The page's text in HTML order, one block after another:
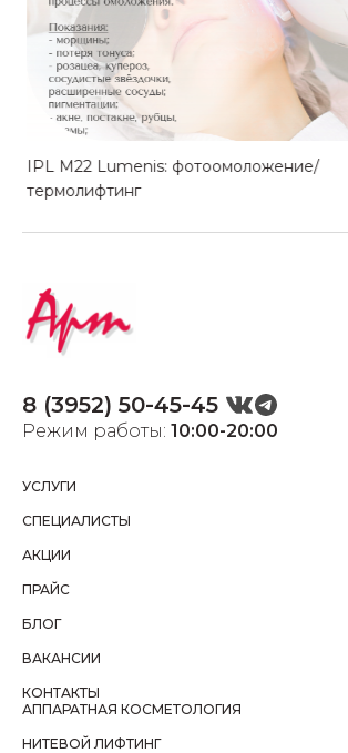
IPL M22 Lumenis: фотоомоложение/
термолифтинг
Режим работы: 10:00-20:00
8 (3952) 50-45-45
УСЛУГИ
СПЕЦИАЛИСТЫ
АКЦИИ
ПРАЙС
БЛОГ
ВАКАНСИИ
КОНТАКТЫ
АППАРАТНАЯ КОСМЕТОЛОГИЯ
НИТЕВОЙ ЛИФТИНГ